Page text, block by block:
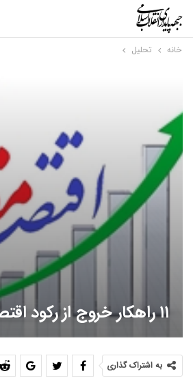
خانه تحلیل
۱۱ راهکار خروج از رکود اقتصادی
به اشتراک گذاری